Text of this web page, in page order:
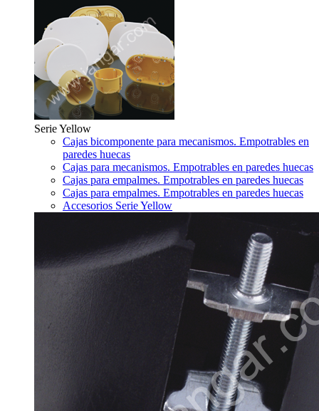
Serie Yellow
Cajas bicomponente para mecanismos. Empotrables en
paredes huecas
Cajas para mecanismos. Empotrables en paredes huecas
Cajas para empalmes. Empotrables en paredes huecas
Cajas para empalmes. Empotrables en paredes huecas
Accesorios Serie Yellow